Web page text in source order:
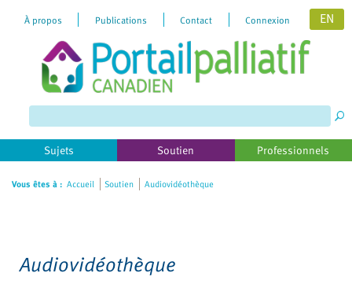
website
includes
an
accessibility
À propos Publications Contact Connexion EN
Sujets Soutien Professionnels
Vous êtes à : Accueil Soutien Audiovidéothèque
Audiovidéothèque